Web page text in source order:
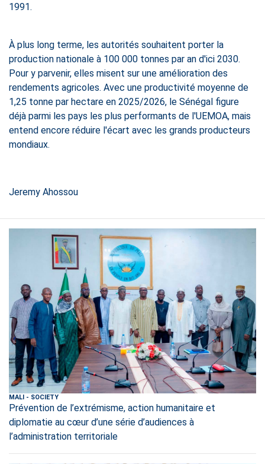
1991.
À plus long terme, les autorités souhaitent porter la
production nationale à 100 000 tonnes par an d'ici 2030.
Pour y parvenir, elles misent sur une amélioration des
rendements agricoles. Avec une productivité moyenne de
1,25 tonne par hectare en 2025/2026, le Sénégal figure
déjà parmi les pays les plus performants de l'UEMOA, mais
entend encore réduire l'écart avec les grands producteurs
mondiaux.
Jeremy Ahossou
MALI - SOCIETY
Prévention de l’extrémisme, action humanitaire et
diplomatie au cœur d’une série d’audiences à
l’administration territoriale